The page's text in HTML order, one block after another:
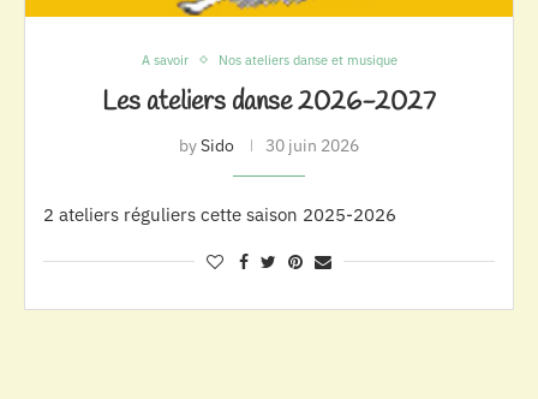
A savoir Nos ateliers danse et musique
Les ateliers danse 2026-2027
bySido 30 juin 2026
2 ateliers réguliers cette saison 2025-2026